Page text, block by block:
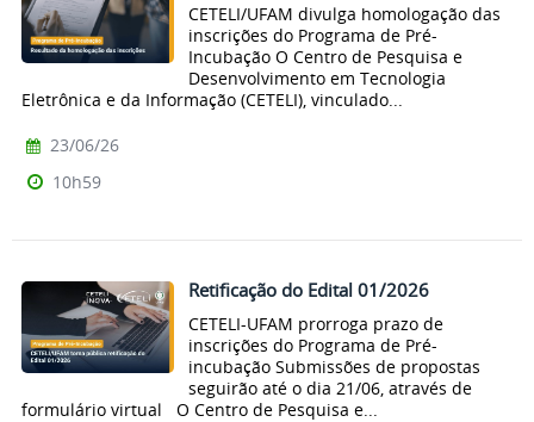
CETELI/UFAM divulga homologação das
inscrições do Programa de Pré-
Incubação O Centro de Pesquisa e
Desenvolvimento em Tecnologia
Eletrônica e da Informação (CETELI), vinculado...
23/06/26
10h59
Retificação do Edital 01/2026
CETELI-UFAM prorroga prazo de
inscrições do Programa de Pré-
incubação Submissões de propostas
seguirão até o dia 21/06, através de
formulário virtual O Centro de Pesquisa e...